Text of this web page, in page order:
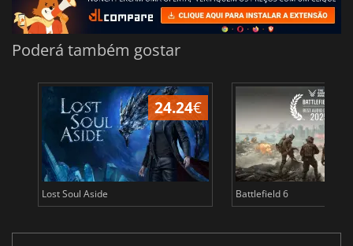
Poderá também gostar
24.24€
Lost Soul Aside Battlefield 6